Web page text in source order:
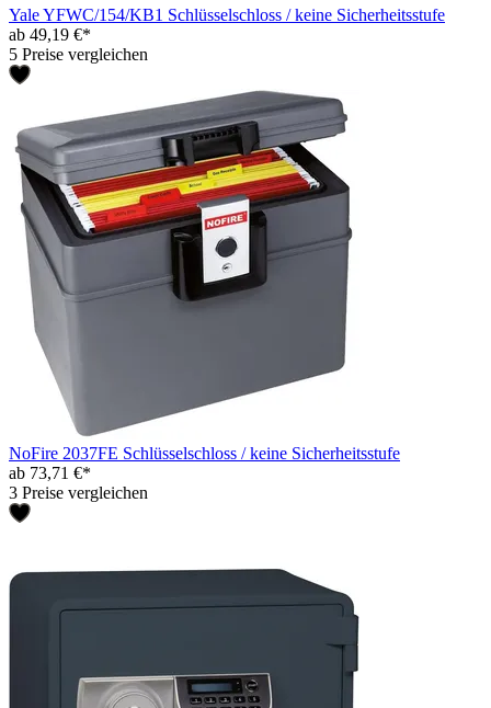
Yale YFWC/154/KB1 Schlüsselschloss / keine Sicherheitsstufe
ab 49,19 €*
5 Preise vergleichen
NoFire 2037FE Schlüsselschloss / keine Sicherheitsstufe
ab 73,71 €*
3 Preise vergleichen